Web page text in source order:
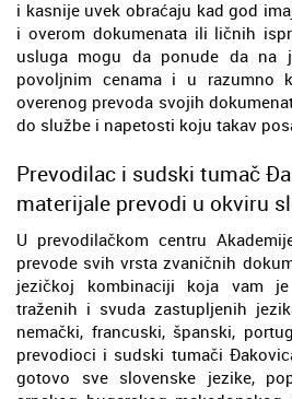
i kasnije uvek obraćaju kad god
i overom dokumenata ili ličnih
usluga mogu da ponude da na
povoljnim cenama i u razumno
overenog prevoda svojih
do službe i napetosti koju takav
Prevodilac i sudski tumač
materijale prevodi u okviru
U prevodilačkom centru
prevode svih vrsta zvaničnih
jezičkoj kombinaciji koja vam
traženih i svuda zastupljenih
nemački, francuski, španski,
prevodioci i sudski tumači
gotovo sve slovenske jezike,